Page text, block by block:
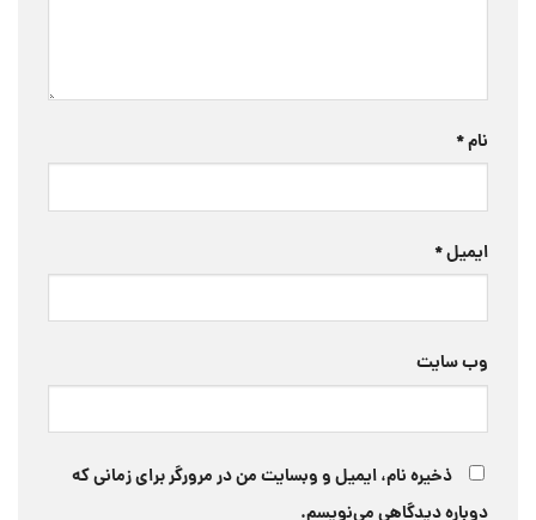
نام*
ایمیل*
وب‌ سایت
ذخیره نام، ایمیل و وبسایت من در مرورگر برای زمانی که
دوباره دیدگاهی می‌نویسم.